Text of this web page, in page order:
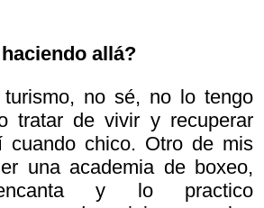
allá?
turismo, no sé, no lo tengo
tratar de vivir y recuperar
cuando chico. Otro de mis
una academia de boxeo,
y lo practico